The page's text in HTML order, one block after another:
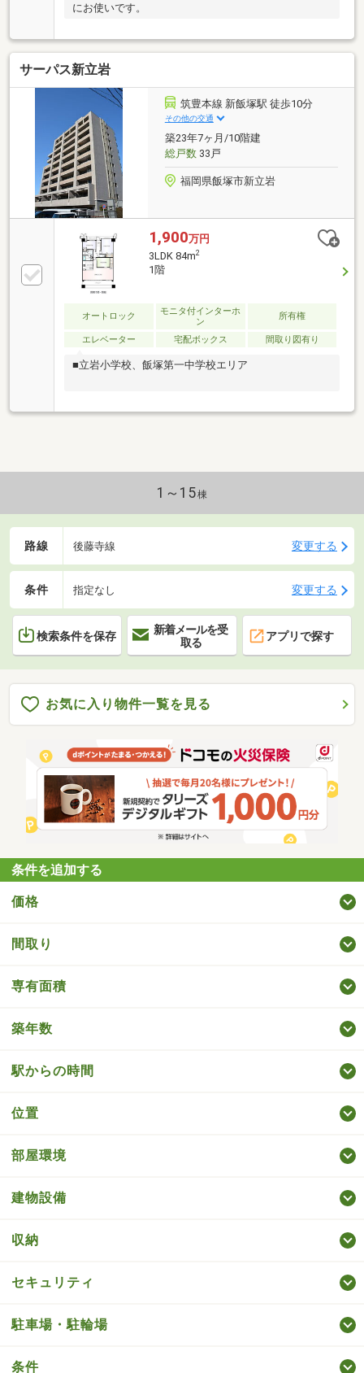
にお使いです。
サーパス新立岩
筑豊本線 新飯塚駅 徒歩10分
その他の交通
築23年7ヶ月/10階建
総戸数33戸
福岡県飯塚市新立岩
1,900万円
3LDK 84m2
1階
オートロック
モニタ付インターホ
ン
所有権
エレベーター 宅配ボックス 間取り図有り
■立岩小学校、飯塚第一中学校エリア
1～15棟
路線 後藤寺線 変更する
条件 指定なし 変更する
検索条件を保存
新着メールを受
取る
アプリで探す
お気に入り物件一覧を見る
条件を追加する
価格
間取り
専有面積
築年数
駅からの時間
位置
部屋環境
建物設備
収納
セキュリティ
駐車場・駐輪場
条件